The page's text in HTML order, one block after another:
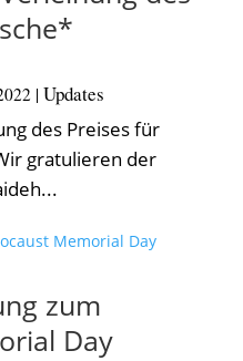
| Updates
des Preises für
gratulieren der
zum
Day